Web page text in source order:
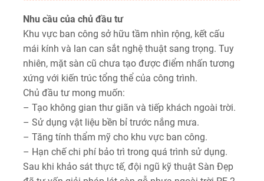
Nhu cầu của chủ đầu tư
Khu vực ban công sở hữu tầm nhìn rộng, kết cấu
mái kính và lan can sắt nghệ thuật sang trọng. Tuy
nhiên, mặt sàn cũ chưa tạo được điểm nhấn tương
xứng với kiến trúc tổng thể của công trình.
Chủ đầu tư mong muốn:
– Tạo không gian thư giãn và tiếp khách ngoài trời.
– Sử dụng vật liệu bền bỉ trước nắng mưa.
– Tăng tính thẩm mỹ cho khu vực ban công.
– Hạn chế chi phí bảo trì trong quá trình sử dụng.
Sau khi khảo sát thực tế, đội ngũ kỹ thuật Sàn Đẹp